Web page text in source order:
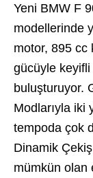
Yeni BMW F
modellerinde
motor, 895 cc
gücüyle
buluşturuyor.
Modlarıyla iki
tempoda çok
Dinamik
mümkün olan